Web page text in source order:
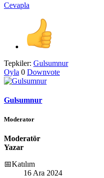
Cevapla
Tepkiler: Gulsumnur
Oyla 0 Downvote
Gulsumnur
Moderator
Moderatör
Yazar
📅Katılım
16 Ara 2024